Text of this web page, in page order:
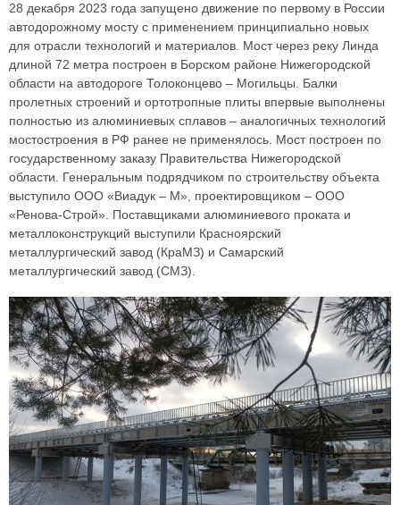
28 декабря 2023 года запущено движение по первому в России
автодорожному мосту с применением принципиально новых
для отрасли технологий и материалов. Мост через реку Линда
длиной 72 метра построен в Борском районе Нижегородской
области на автодороге Толоконцево – Могильцы. Балки
пролетных строений и ортотропные плиты впервые выполнены
полностью из алюминиевых сплавов – аналогичных технологий
мостостроения в РФ ранее не применялось. Мост построен по
государственному заказу Правительства Нижегородской
области. Генеральным подрядчиком по строительству объекта
выступило ООО «Виадук – М», проектировщиком – ООО
«Ренова-Строй». Поставщиками алюминиевого проката и
металлоконструкций выступили Красноярский
металлургический завод (КраМЗ) и Самарский
металлургический завод (СМЗ).